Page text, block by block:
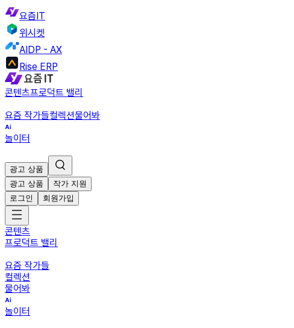
요즘IT
위시켓
AIDP - AX
Rise ERP
콘텐츠프로덕트 밸리
요즘 작가들컬렉션물어봐
놀이터
광고 상품
광고 상품
작가 지원
로그인
회원가입
콘텐츠
프로덕트 밸리
요즘 작가들
컬렉션
물어봐
놀이터